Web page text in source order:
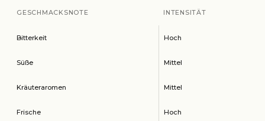
GESCHMACKSNOTE INTENSITÄT
Bitterkeit Hoch
Süße Mittel
Kräuteraromen Mittel
Frische Hoch